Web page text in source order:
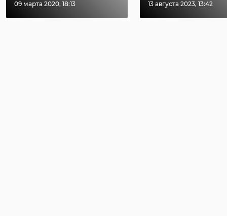
09 марта 2020, 18:13 13 августа 2023, 13:42